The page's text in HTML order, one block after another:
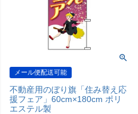
メール便配送可能
不動産用のぼり旗「住み替え応
援フェア」60cm×180cm ポリ
エステル製